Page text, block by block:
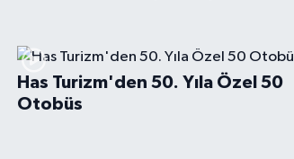
Has Turizm'den 50. Yıla Özel 50
Otobüs